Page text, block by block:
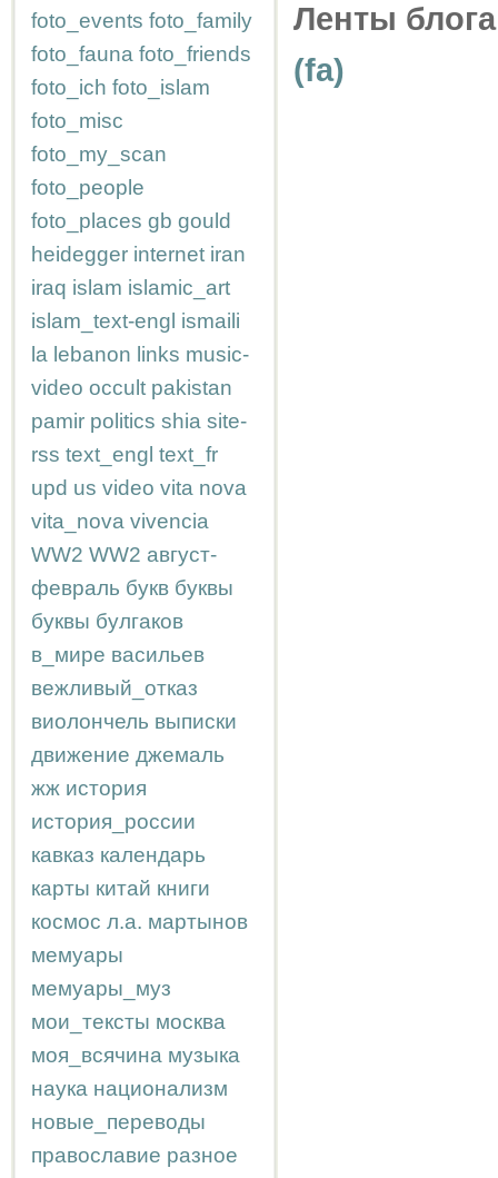
foto_events foto_family
foto_fauna foto_friends
foto_ich foto_islam
foto_misc
foto_my_scan
foto_people
foto_places gb gould
heidegger internet iran
iraq islam islamic_art
islam_text-engl ismaili
la lebanon links music-
video occult pakistan
pamir politics shia site-
rss text_engl text_fr
upd us video vita nova
vita_nova vivencia
WW2 WW2 август-
февраль букв буквы
буквы булгаков
в_мире васильев
вежливый_отказ
виолончель выписки
движение джемаль
жж история
история_россии
кавказ календарь
карты китай книги
космос л.а. мартынов
мемуары
мемуары_муз
мои_тексты москва
моя_всячина музыка
наука национализм
новые_переводы
православие разное
Ленты
(fa)